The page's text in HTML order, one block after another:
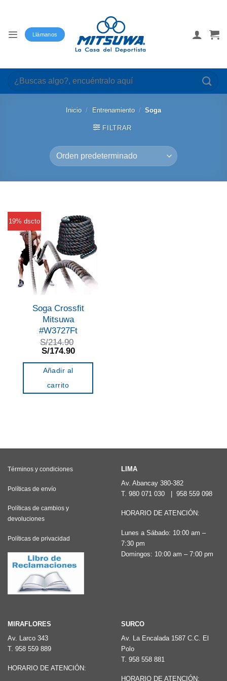
Llámanos
Buscar
por:
Inicio / Entrenamiento / Soga
FILTRAR
19% dscto
Soga Crossfit
Mitsuwa
#W3727Ft
S/214.90
El
original
S/214.90.
S/174.90El
Añadir al
carrito
Términos y condiciones
Políticas de envío
Políticas de cambios y
devoluciones
Políticas de privacidad
LIMA
Av. Abancay 380-382
T. 980 071 030 958 559 098
HORARIO DE ATENCIÓN:
Lunes a Sábado: 10:00 am –
7:30 pm
Domingos: 10:00 am – 7:00 pm
MIRAFLORES
Av. Larco 343
T. 958 559 889
HORARIO DE ATENCIÓN:
SURCO
Av. La Encalada 1587 C.C. El
Polo
T. 958 558 881
HORARIO DE ATENCIÓN: